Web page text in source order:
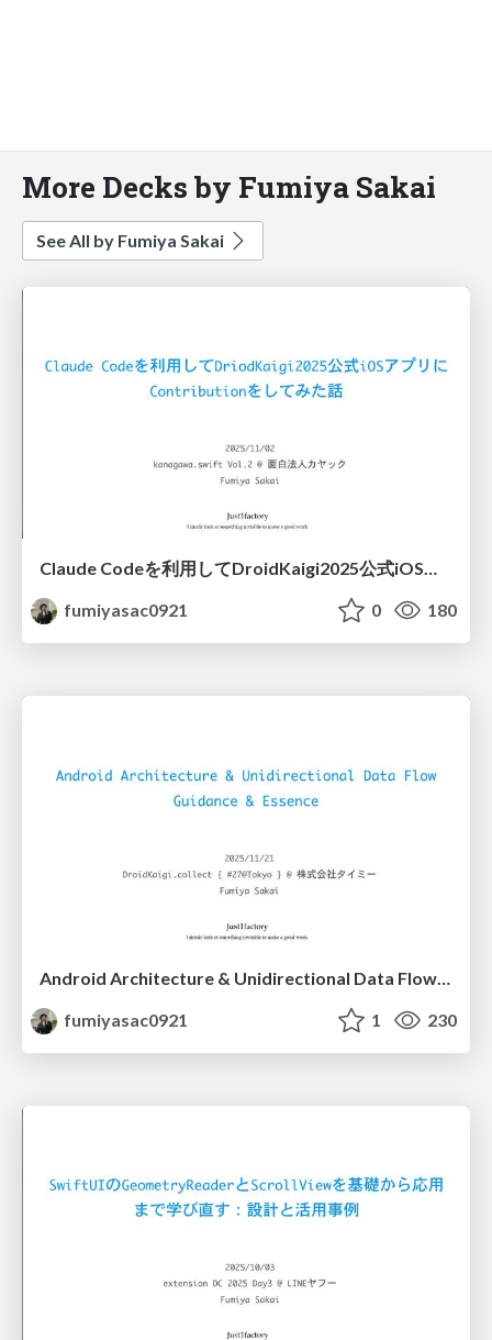
More Decks by Fumiya Sakai
See All by Fumiya Sakai
Claude Codeを利用してDroidKaigi2025公式iOSアプリにContributionをしてみた話
fumiyasac0921
0 180
fumiyasac0921
1 230